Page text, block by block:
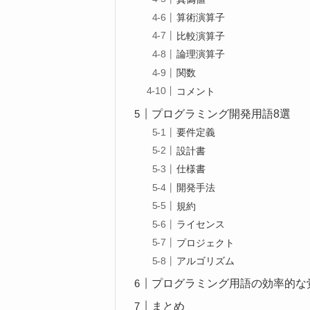
算術演算子
比較演算子
論理演算子
関数
コメント
プログラミング開発用語8選
要件定義
設計書
仕様書
開発手法
規約
ライセンス
プロジェクト
アルゴリズム
プログラミング用語の効率的な
まとめ